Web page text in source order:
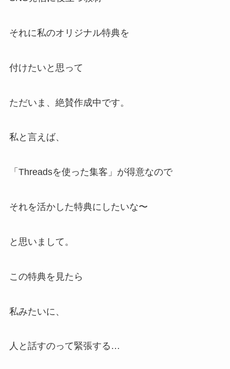
それに私のオリジナル特典を
付けたいと思って
ただいま、絶賛作成中です。
私と言えば、
「Threadsを使った集客」が得意なので
それを活かした特典にしたいな〜
と思いまして。
この特典を見たら
私みたいに、
人と話すのって緊張する…